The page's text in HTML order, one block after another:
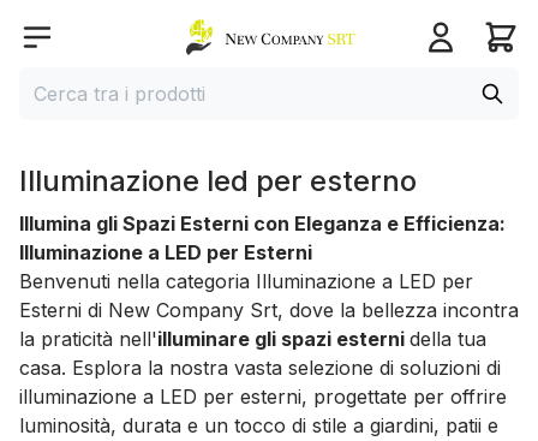
Open menu
Home page
Cerca
Illuminazione led per esterno
Illumina gli Spazi Esterni con Eleganza e Efficienza:
Illuminazione a LED per Esterni
Benvenuti nella categoria Illuminazione a LED per
Esterni di New Company Srt, dove la bellezza incontra
la praticità nell'illuminare gli spazi esterni della tua
casa. Esplora la nostra vasta selezione di soluzioni di
illuminazione a LED per esterni, progettate per offrire
luminosità, durata e un tocco di stile a giardini, patii e